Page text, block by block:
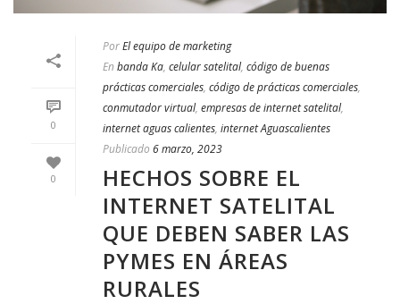
0
0
PorEl equipo de marketing
En banda Ka, celular satelital, código de buenas
prácticas comerciales, código de prácticas comerciales,
conmutador virtual, empresas de internet satelital,
internet aguas calientes, internet Aguascalientes
Publicado 6 marzo, 2023
HECHOS SOBRE EL
INTERNET SATELITAL
QUE DEBEN SABER LAS
PYMES EN ÁREAS
RURALES